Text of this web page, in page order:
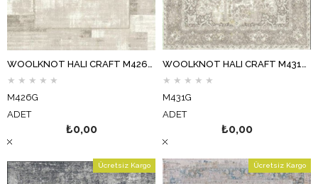
WOOLKNOT HALI CRAFT M426G KREM BEJ
★ ★ ★ ★ ★
M426G
ADET
₺0,00
WOOLKNOT HALI CRAFT M431G KREM BEJ
★ ★ ★ ★ ★
M431G
ADET
₺0,00
Ücretsiz Kargo Ücretsiz Kargo